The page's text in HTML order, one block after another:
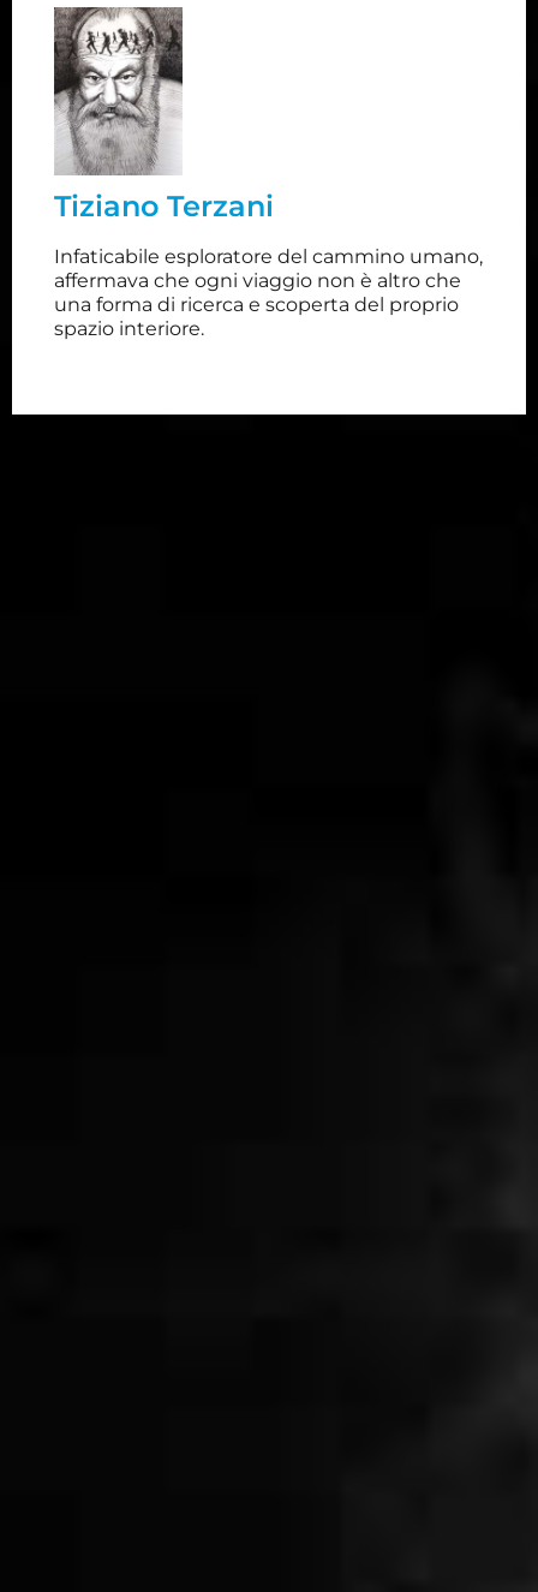
Tiziano Terzani
Infaticabile esploratore del cammino umano,
affermava che ogni viaggio non è altro che
una forma di ricerca e scoperta del proprio
spazio interiore.
Giornalista e scrittore, ha iniziato la sua carriera di
Olivetti
poi al
conoscitore dell'Asia, appassionato studioso delle
coniugare il suo interesse per le dinamiche
sociali con la ricerca filosofica e religiosa.